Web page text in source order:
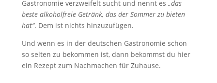
Gastronomie verzweifelt sucht und nennt es „das
beste alkoholfreie Getränk, das der Sommer zu bieten
hat“. Dem ist nichts hinzuzufügen.
Und wenn es in der deutschen Gastronomie schon
so selten zu bekommen ist, dann bekommst du hier
ein Rezept zum Nachmachen für Zuhause.